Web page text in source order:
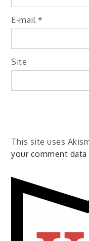
E-mail *
Site
This site uses
your comment data